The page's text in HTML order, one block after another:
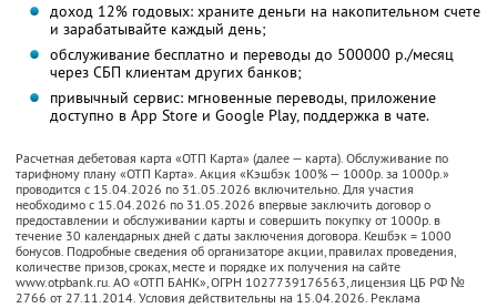
доход 12% годовых: храните деньги на накопительном счете
и зарабатывайте каждый день;
обслуживание бесплатно и переводы до 500000 р./месяц
через СБП клиентам других банков;
привычный сервис: мгновенные переводы, приложение
доступно в App Store и Google Play, поддержка в чате.
Расчетная дебетовая карта «ОТП Карта» (далее — карта). Обслуживание по
тарифному плану «ОТП Карта». Акция «Кэшбэк 100% — 1000р. за 1000р.»
проводится с 15.04.2026 по 31.05.2026 включительно. Для участия
необходимо с 15.04.2026 по 31.05.2026 впервые заключить договор о
предоставлении и обслуживании карты и совершить покупку от 1000р. в
течение 30 календарных дней с даты заключения договора. Кешбэк = 1000
бонусов. Подробные сведения об организаторе акции, правилах проведения,
количестве призов, сроках, месте и порядке их получения на сайте
www.otpbank.ru. АО «ОТП БАНК», ОГРН 1027739176563, лицензия ЦБ РФ №
2766 от 27.11.2014. Условия действительны на 15.04.2026. Реклама